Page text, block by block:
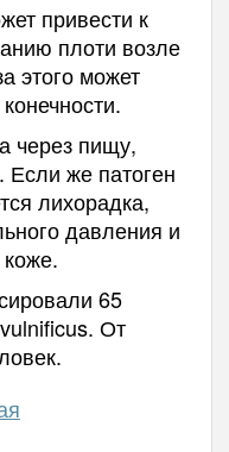
привести к
плоти возле
этого может
через пищу,
же патоген
лихорадка,
давления и
65
От